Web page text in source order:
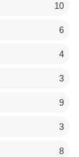
10
6
4
3
9
3
8